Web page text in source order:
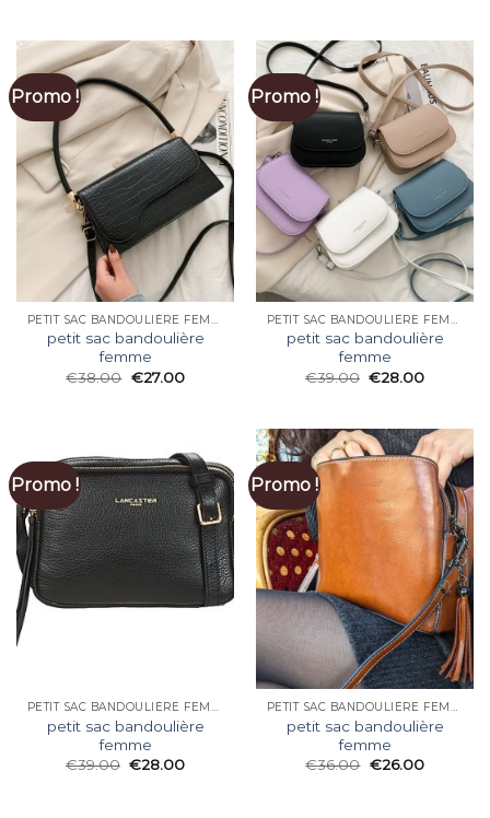
Promo !
PETIT SAC BANDOULIÈRE FEMME
petit sac bandoulière
femme
€38.00 €27.00
Promo !
PETIT SAC BANDOULIÈRE FEMME
petit sac bandoulière
femme
€39.00 €28.00
Promo !
PETIT SAC BANDOULIÈRE FEMME
petit sac bandoulière
femme
€39.00 €28.00
Promo !
PETIT SAC BANDOULIÈRE FEMME
petit sac bandoulière
femme
€36.00 €26.00